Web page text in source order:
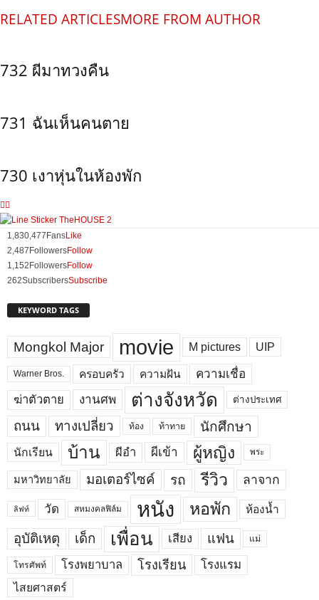
RELATED ARTICLESMORE FROM AUTHOR
732 ผีมาทวงคืน
731 ฉันเห็นคนตาย
730 เงาหุ่นในห้องพัก
1,830,477 FansLike
2,487 FollowersFollow
1,152 FollowersFollow
262SubscribersSubscribe
KEYWORD TAGS
Mongkol Major movie M pictures UIP
Warner Bros. ครอบครัว ความฝัน
ความเชื่อ
ฆ่าตัวตาย
งานศพ ต่างจังหวัด ต่างประเทศ
ถนน ทางเปลี่ยว ท้อง ท้าทาย นักศึกษา
นักเรียน บ้าน ผีอำ ผีเข้า ผู้หญิง พระ
มหาวิทยาลัย มอเตอร์ไซค์ รถ รีวิว ลาจาก
ลิฟท์ วัด สหมงคลฟิล์ม หนัง หอพัก ห้องน้ำ
อุบัติเหตุ เด็ก เพื่อน เสียง แฟน แม่
โทรศัพท์ โรงพยาบาล โรงเรียน โรงแรม
ไสยศาสตร์